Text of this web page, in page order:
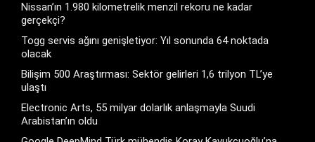
Nissan’ın 1.980 kilometrelik menzil rekoru ne kadar
gerçekçi?
Togg servis ağını genişletiyor: Yıl sonunda 64 noktada
olacak
Bilişim 500 Araştırması: Sektör gelirleri 1,6 trilyon TL’ye
ulaştı
Electronic Arts, 55 milyar dolarlık anlaşmayla Suudi
Arabistan’ın oldu